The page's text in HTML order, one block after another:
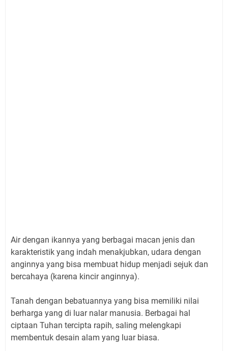
Air dengan ikannya yang berbagai macan jenis dan
karakteristik yang indah menakjubkan, udara dengan
anginnya yang bisa membuat hidup menjadi sejuk dan
bercahaya (karena kincir anginnya).
Tanah dengan bebatuannya yang bisa memiliki nilai
berharga yang di luar nalar manusia. Berbagai hal
ciptaan Tuhan tercipta rapih, saling melengkapi
membentuk desain alam yang luar biasa.